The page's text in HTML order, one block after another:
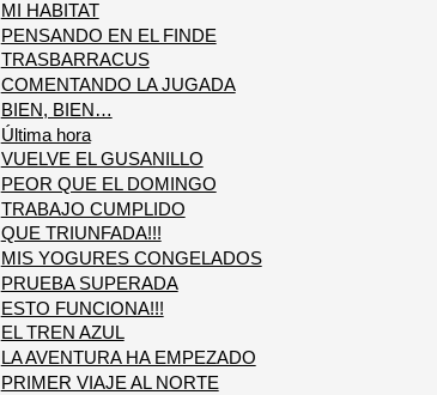
MI HABITAT
PENSANDO EN EL FINDE
TRASBARRACUS
COMENTANDO LA JUGADA
BIEN, BIEN…
Última hora
VUELVE EL GUSANILLO
PEOR QUE EL DOMINGO
TRABAJO CUMPLIDO
QUE TRIUNFADA!!!
MIS YOGURES CONGELADOS
PRUEBA SUPERADA
ESTO FUNCIONA!!!
EL TREN AZUL
LA AVENTURA HA EMPEZADO
PRIMER VIAJE AL NORTE